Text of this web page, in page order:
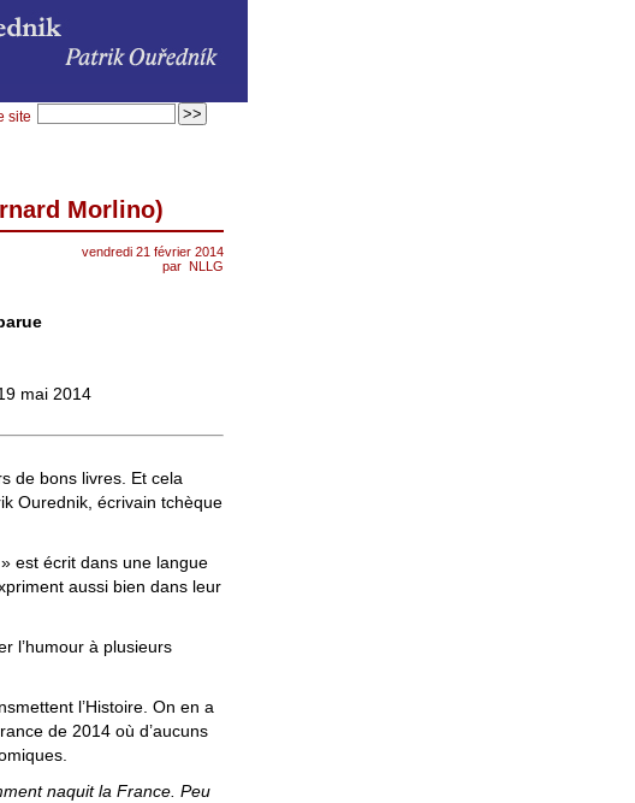
site
Morlino)
vendredi 21 février 2014
par NLLG
19 mai 2014
de bons livres. Et cela
Ourednik, écrivain tchèque
» est écrit dans une langue
aussi bien dans leur
l’humour à plusieurs
l’Histoire. On en a
de 2014 où d’aucuns
naquit la France. Peu